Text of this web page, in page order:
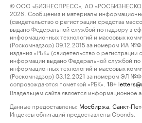
© ООО «БИЗНЕСПРЕСС», АО
2026. Сообщения и материалы
(свидетельство о регистрации средства
выдано Федеральной службой по надзору в
информационных технологий и массовых
(Роскомнадзор) 09.12.2015 за номером ИА
издания «РБК» (свидетельство о регистрации
информации выдано Федеральной службой по
информационных технологий и массовых
(Роскомнадзор) 03.12.2021 за номером ЭЛ
сопровождаются пометкой «РБК».
18+
Владельцем сайта является информационное
Данные предоставлены: Мосбиржа Санкт-
Индексы облигаций предоставлены Cbonds.